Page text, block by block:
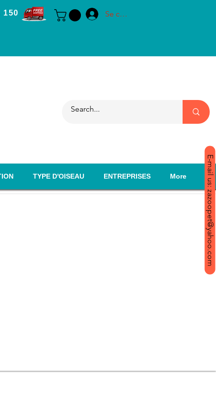
E-mail us: zazoopet@yahoo.com
150
Se connecter
TYPE D'OISEAU ENTREPRISES More